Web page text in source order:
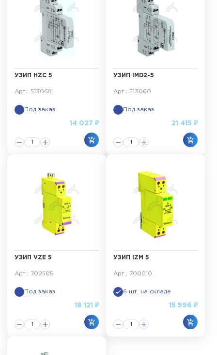
УЗИП HZC 5
Арт.: 513068
Под заказ
14 027 ₽
УЗИП IMD2-5
Арт.: 513060
Под заказ
21 415 ₽
УЗИП VZE 5
Арт.: 702505
Под заказ
18 121 ₽
УЗИП IZM 5
Арт.: 700010
6 шт. на складе
15 596 ₽